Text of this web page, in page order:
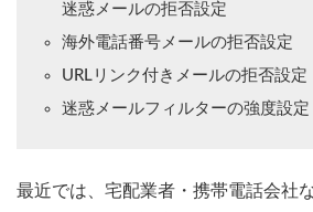
迷惑メールの拒否設定
海外電話番号メールの拒否設定
URLリンク付きメールの拒否設定
迷惑メールフィルターの強度設定
最近では、宅配業者・携帯電話会社